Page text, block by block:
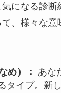
になる診断
、様々な意
め）：
あな
タイプ。新